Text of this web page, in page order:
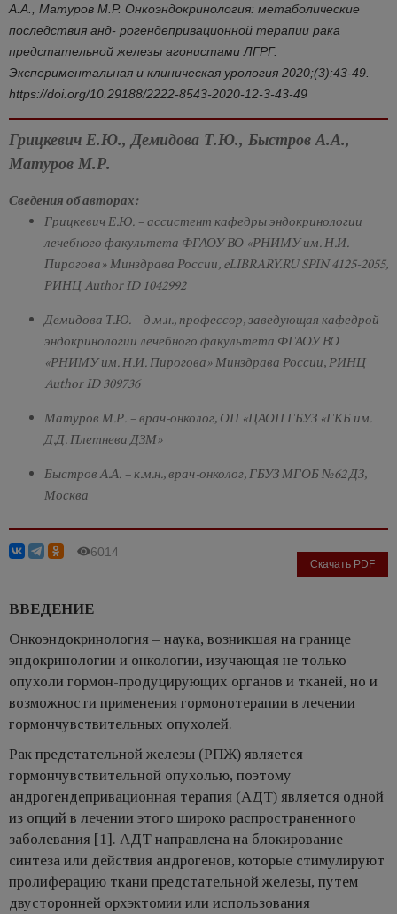
А.А., Матуров М.Р. Онкоэндокринология: метаболические
последствия анд- рогендепривационной терапии рака
предстательной железы агонистами ЛГРГ.
Экспериментальная и клиническая урология 2020;(3):43-49.
https://doi.org/10.29188/2222-8543-2020-12-3-43-49
Грицкевич Е.Ю., Демидова Т.Ю., Быстров А.А.,
Матуров М.Р.
Сведения об авторах:
Грицкевич Е.Ю. – ассистент кафедры эндокринологии
лечебного факультета ФГАОУ ВО «РНИМУ им. Н.И.
Пирогова» Минздрава России, eLIBRARY.RU SPIN 4125-2055,
РИНЦ Author ID 1042992
Демидова Т.Ю. – д.м.н., профессор, заведующая кафедрой
эндокринологии лечебного факультета ФГАОУ ВО
«РНИМУ им. Н.И. Пирогова» Минздрава России, РИНЦ
Author ID 309736
Матуров М.Р. – врач-онколог, ОП «ЦАОП ГБУЗ «ГКБ им.
Д.Д. Плетнева ДЗМ»
Быстров А.А. – к.м.н., врач-онколог, ГБУЗ МГОБ №62 ДЗ,
Москва
6014
Скачать PDF
ВВЕДЕНИЕ
Онкоэндокринология – наука, возникшая на границе
эндокринологии и онкологии, изучающая не только
опухоли гормон-продуцирующих органов и тканей, но и
возможности применения гормонотерапии в лечении
гормончувствительных опухолей.
Рак предстательной железы (РПЖ) является
гормончувствительной опухолью, поэтому
андрогендепривационная терапия (АДТ) является одной
из опций в лечении этого широко распространенного
заболевания [1]. АДТ направлена на блокирование
синтеза или действия андрогенов, которые стимулируют
пролиферацию ткани предстательной железы, путем
двусторонней орхэктомии или использования